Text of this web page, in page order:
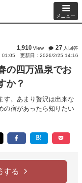
メニュー
1,910View 27 人回答
01:05
更新日：2026/2/25 14:16
の四万温泉でお
か？
す。あまり贅沢は出来な
の宿があったら知りたい
する